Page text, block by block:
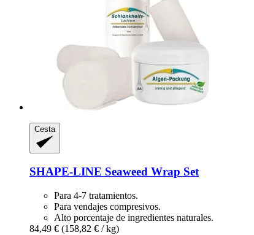
Cesta
SHAPE-LINE Seaweed Wrap Set
Para 4-7 tratamientos.
Para vendajes compresivos.
Alto porcentaje de ingredientes naturales.
84,49 € (158,82 € / kg)